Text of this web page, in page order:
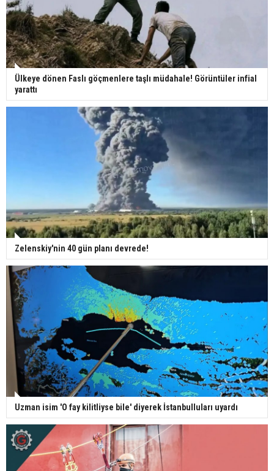
Ülkeye dönen Faslı göçmenlere taşlı müdahale! Görüntüler infial
yarattı
Zelenskiy'nin 40 gün planı devrede!
Uzman isim 'O fay kilitliyse bile' diyerek İstanbulluları uyardı